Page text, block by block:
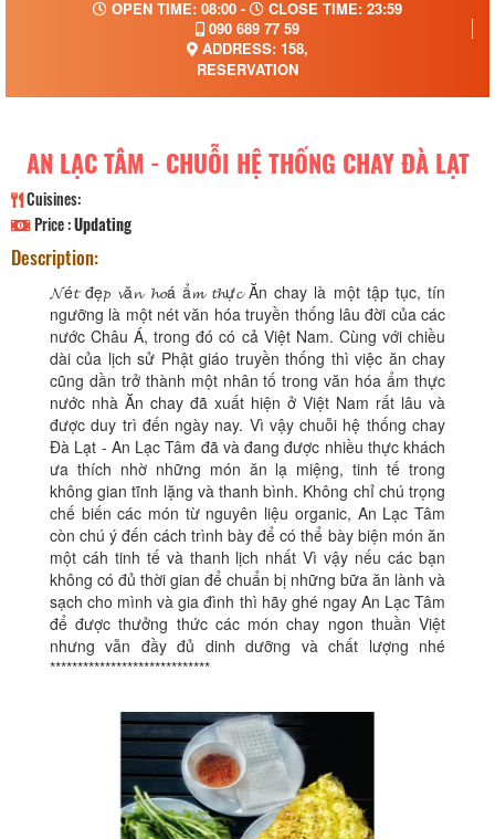
OPEN TIME: 08:00 -
CLOSE TIME: 23:59
090 689 77 59
ADDRESS: 158,
RESERVATION
AN LẠC TÂM - CHUỖI HỆ THỐNG CHAY ĐÀ LẠT
Cuisines:
Price :Updating
Description:
𝓝é𝓽 đẹ𝓹 𝓿ă𝓷 𝓱𝓸á ẩ𝓶 𝓽𝓱ự𝓬 Ăn chay là một tập tục, tín
ngưỡng là một nét văn hóa truyền thống lâu đời của các
nước Châu Á, trong đó có cả Việt Nam. Cùng với chiều
dài của lịch sử Phật giáo truyền thống thì việc ăn chay
cũng dần trở thành một nhân tố trong văn hóa ẩm thực
nước nhà Ăn chay đã xuất hiện ở Việt Nam rất lâu và
được duy trì đến ngày nay. Vì vậy chuỗi hệ thống chay
Đà Lạt - An Lạc Tâm đã và đang được nhiều thực khách
ưa thích nhờ những món ăn lạ miệng, tinh tế trong
không gian tĩnh lặng và thanh bình. Không chỉ chú trọng
chế biến các món từ nguyên liệu organic, An Lạc Tâm
còn chú ý đến cách trình bày để có thể bày biện món ăn
một cáh tinh tế và thanh lịch nhất Vì vậy nếu các bạn
không có đủ thời gian để chuẩn bị những bữa ăn lành và
sạch cho mình và gia đình thì hãy ghé ngay An Lạc Tâm
để được thưởng thức các món chay ngon thuần Việt
nhưng vẫn đầy đủ dinh dưỡng và chất lượng nhé
*****************************